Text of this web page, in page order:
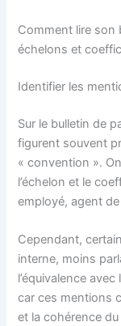
Comment lire son
échelons et
Identifier les
Sur le bulletin de
figurent souvent
« convention ».
l’échelon et le
employé, agent
Cependant,
interne, moins
l’équivalence
car ces mentions
et la cohérence